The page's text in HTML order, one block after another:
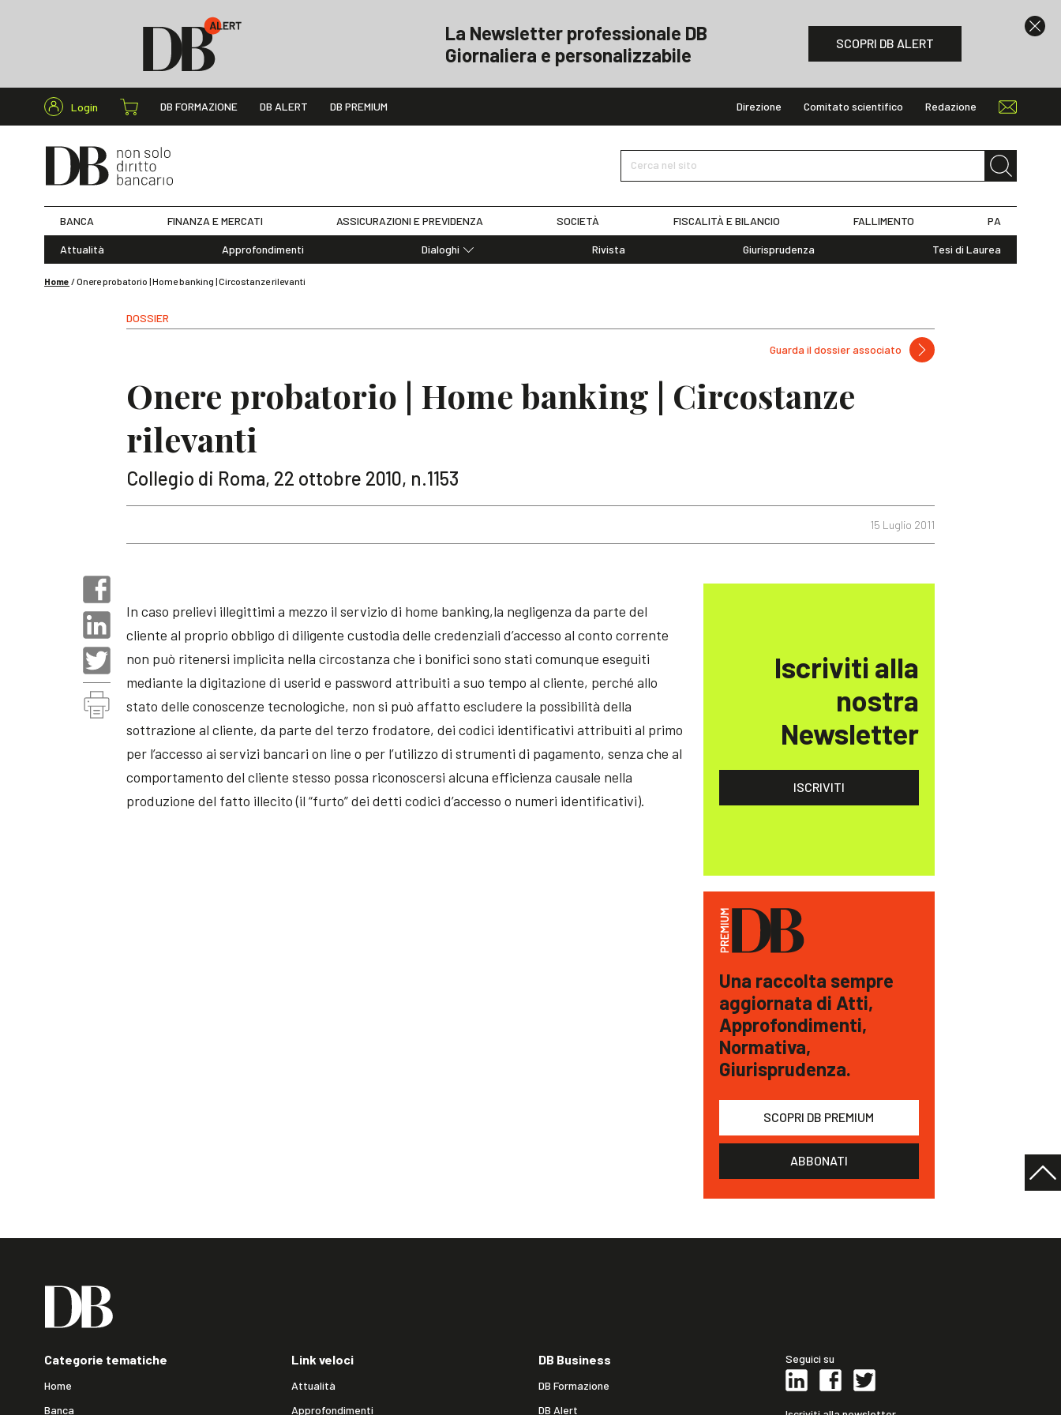
La Newsletter professionale DB
Giornaliera e personalizzabile
SCOPRI DB ALERT
Login DB FORMAZIONE DB ALERT DB PREMIUM Direzione Comitato scientifico Redazione
Cerca nel sito
BANCA FINANZA E MERCATI ASSICURAZIONI E PREVIDENZA SOCIETÀ FISCALITÀ E BILANCIO FALLIMENTO PA
Attualità Approfondimenti
Dialoghi
Rivista Giurisprudenza Tesi di Laurea
Home /Onere probatorio | Home banking | Circostanze rilevanti
DOSSIER
Guarda il dossier associato
Onere probatorio | Home banking | Circostanze
rilevanti
Collegio di Roma, 22 ottobre 2010, n.1153
15 Luglio 2011
In caso prelievi illegittimi a mezzo il servizio di home banking,la negligenza da parte del
cliente al proprio obbligo di diligente custodia delle credenziali d’accesso al conto corrente
non può ritenersi implicita nella circostanza che i bonifici sono stati comunque eseguiti
mediante la digitazione di userid e password attribuiti a suo tempo al cliente, perché allo
stato delle conoscenze tecnologiche, non si può affatto escludere la possibilità della
sottrazione al cliente, da parte del terzo frodatore, dei codici identificativi attribuiti al primo
per l’accesso ai servizi bancari on line o per l’utilizzo di strumenti di pagamento, senza che al
comportamento del cliente stesso possa riconoscersi alcuna efficienza causale nella
produzione del fatto illecito (il “furto” dei detti codici d’accesso o numeri identificativi).
Iscriviti alla
nostra
Newsletter
ISCRIVITI
Una raccolta sempre
aggiornata di Atti,
Approfondimenti,
Normativa,
Giurisprudenza.
SCOPRI DB PREMIUM
ABBONATI
Categorie tematiche
Home
Banca
Link veloci
Attualità
Approfondimenti
DB Business
DB Formazione
DB Alert
Seguici su